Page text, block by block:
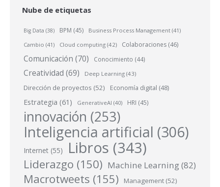
Nube de etiquetas
Big Data (38) BPM (45) Business Process Management (41)
Cambio (41) Cloud computing (42) Colaboraciones (46)
Comunicación (70) Conocimiento (44)
Creatividad (69) Deep Learning (43)
Dirección de proyectos (52) Economía digital (48)
Estrategia (61) GenerativeAI (40) HRI (45)
innovación (253)
Inteligencia artificial (306)
Internet (55) Libros (343)
Liderazgo (150) Machine Learning(82)
Macrotweets (155) Management (52)